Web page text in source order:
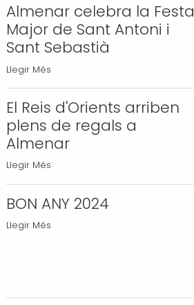
ACOMPANYAMENT
EDUCATIU
-
Almenar celebra la Festa
Major de Sant Antoni i
Sant Sebastià
Almenar
celebra
la
Festa
Major
de
Sant
Antoni
i
Sebastià
Llegir Més
El Reis d'Orients arriben
plens de regals a
Almenar
El
Reis
d'Orients
plens
Almenar
Llegir Més
BON ANY 2024
BON
Llegir Més